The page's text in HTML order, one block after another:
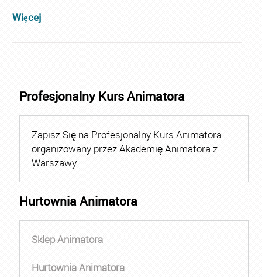
Więcej
Profesjonalny Kurs Animatora
Zapisz Się na Profesjonalny Kurs Animatora
organizowany przez Akademię Animatora z
Warszawy.
Hurtownia Animatora
Sklep Animatora
Hurtownia Animatora